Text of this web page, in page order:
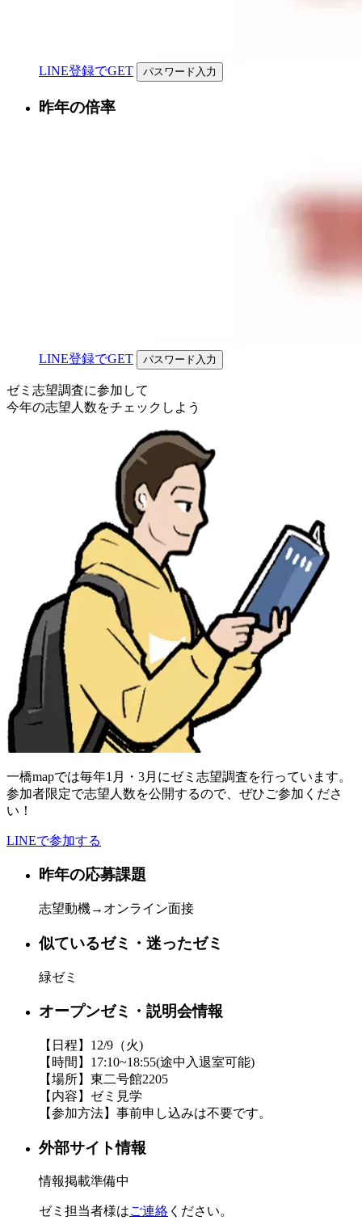
LINE登録でGET パスワード入力
昨年の倍率
LINE登録でGET パスワード入力
ゼミ志望調査に参加して
今年の志望人数をチェックしよう
一橋mapでは毎年1月・3月にゼミ志望調査を行っています。
参加者限定で志望人数を公開するので、ぜひご参加くださ
い！
LINEで参加する
昨年の応募課題
志望動機→オンライン面接
似ているゼミ・迷ったゼミ
緑ゼミ
オープンゼミ・説明会情報
【日程】12/9（火)
【時間】17:10~18:55(途中入退室可能)
【場所】東二号館2205
【内容】ゼミ見学
【参加方法】事前申し込みは不要です。
外部サイト情報
情報掲載準備中
ゼミ担当者様はご連絡 ください。